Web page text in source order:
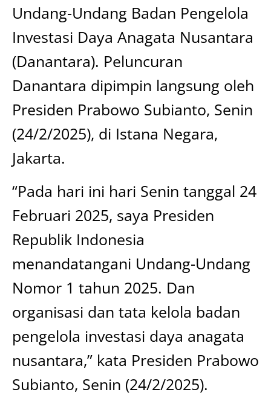
Undang-Undang Badan Pengelola
Investasi Daya Anagata Nusantara
(Danantara). Peluncuran
Danantara dipimpin langsung oleh
Presiden Prabowo Subianto, Senin
(24/2/2025), di Istana Negara,
Jakarta.
“Pada hari ini hari Senin tanggal 24
Februari 2025, saya Presiden
Republik Indonesia
menandatangani Undang-Undang
Nomor 1 tahun 2025. Dan
organisasi dan tata kelola badan
pengelola investasi daya anagata
nusantara,” kata Presiden Prabowo
Subianto, Senin (24/2/2025).